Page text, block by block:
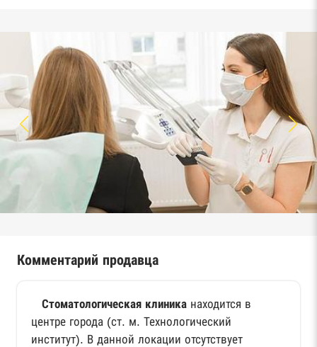
Комментарий продавца
Стоматологическая клиника находится в
центре города (ст. м. Технологический
институт). В данной локации отсутствует